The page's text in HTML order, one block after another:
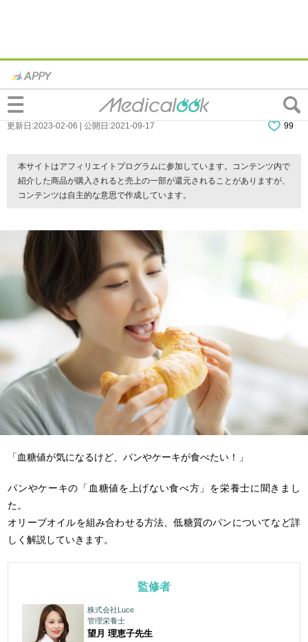
パンやケーキの「血糖値を上げない食べ
方」オリーブオイルがいいって本当？
更新日:2023-02-06 | 公開日:2021-09-17 99
本サイトはアフィリエイトプログラムに参加しています。コンテンツ内で
紹介した商品が購入されると売上の一部が還元されることがありますが、
コンテンツは自主的な意思で作成しています。
「血糖値が気になるけど、パンやケーキが食べたい！」
パンやケーキの「血糖値を上げない食べ方」を栄養士に聞きまし
た。
オリーブオイルを組み合わせる方法、低糖質のパンについてなど詳
しく解説していきます。
監修者
株式会社Luce
管理栄養士
望月 理恵子先生